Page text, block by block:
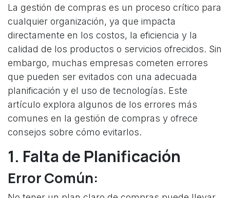
La gestión de compras es un proceso crítico para
cualquier organización, ya que impacta
directamente en los costos, la eficiencia y la
calidad de los productos o servicios ofrecidos. Sin
embargo, muchas empresas cometen errores
que pueden ser evitados con una adecuada
planificación y el uso de tecnologías. Este
artículo explora algunos de los errores más
comunes en la gestión de compras y ofrece
consejos sobre cómo evitarlos.
1. Falta de Planificación
Error Común: